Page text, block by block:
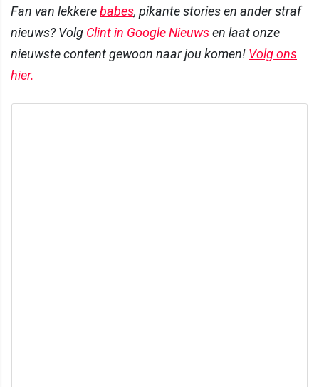
Fan van lekkerebabes, pikante stories en ander straf
nieuws? Volg Clint in Google Nieuwsen laat onze
nieuwste content gewoon naar jou komen! Volg ons
hier.